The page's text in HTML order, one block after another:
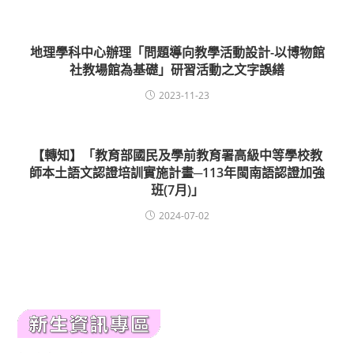
地理學科中心辦理「問題導向教學活動設計-以博物館
社教場館為基礎」研習活動之文字誤繕
2023-11-23
【轉知】「教育部國民及學前教育署高級中等學校教
師本土語文認證培訓實施計畫─113年閩南語認證加強
班(7月)」
2024-07-02